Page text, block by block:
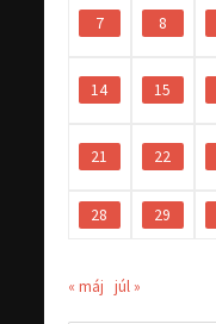
7 8
14 15
21 22
28 29
« máj júl »